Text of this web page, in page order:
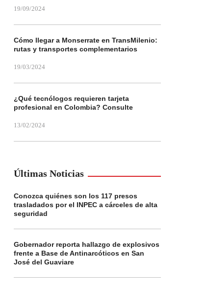
19/09/2024
Cómo llegar a Monserrate en TransMilenio:
rutas y transportes complementarios
19/03/2024
¿Qué tecnólogos requieren tarjeta
profesional en Colombia? Consulte
13/02/2024
Últimas Noticias
Conozca quiénes son los 117 presos
trasladados por el INPEC a cárceles de alta
seguridad
Gobernador reporta hallazgo de explosivos
frente a Base de Antinarcóticos en San
José del Guaviare